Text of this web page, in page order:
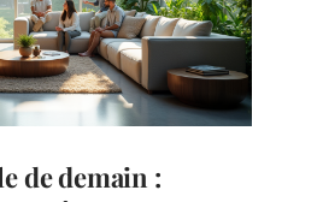
de demain :